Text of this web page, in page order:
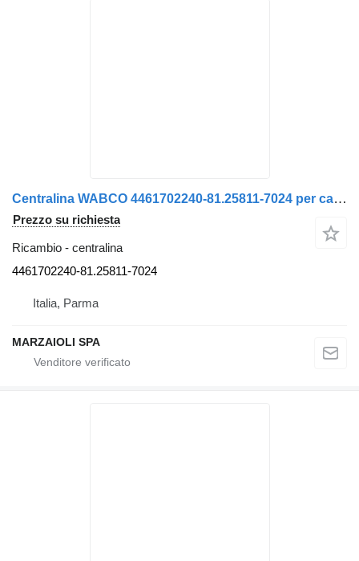
Centralina WABCO 4461702240-81.25811-7024 per camion MAN
Prezzo su richiesta
Ricambio - centralina
4461702240-81.25811-7024
Italia, Parma
MARZAIOLI SPA